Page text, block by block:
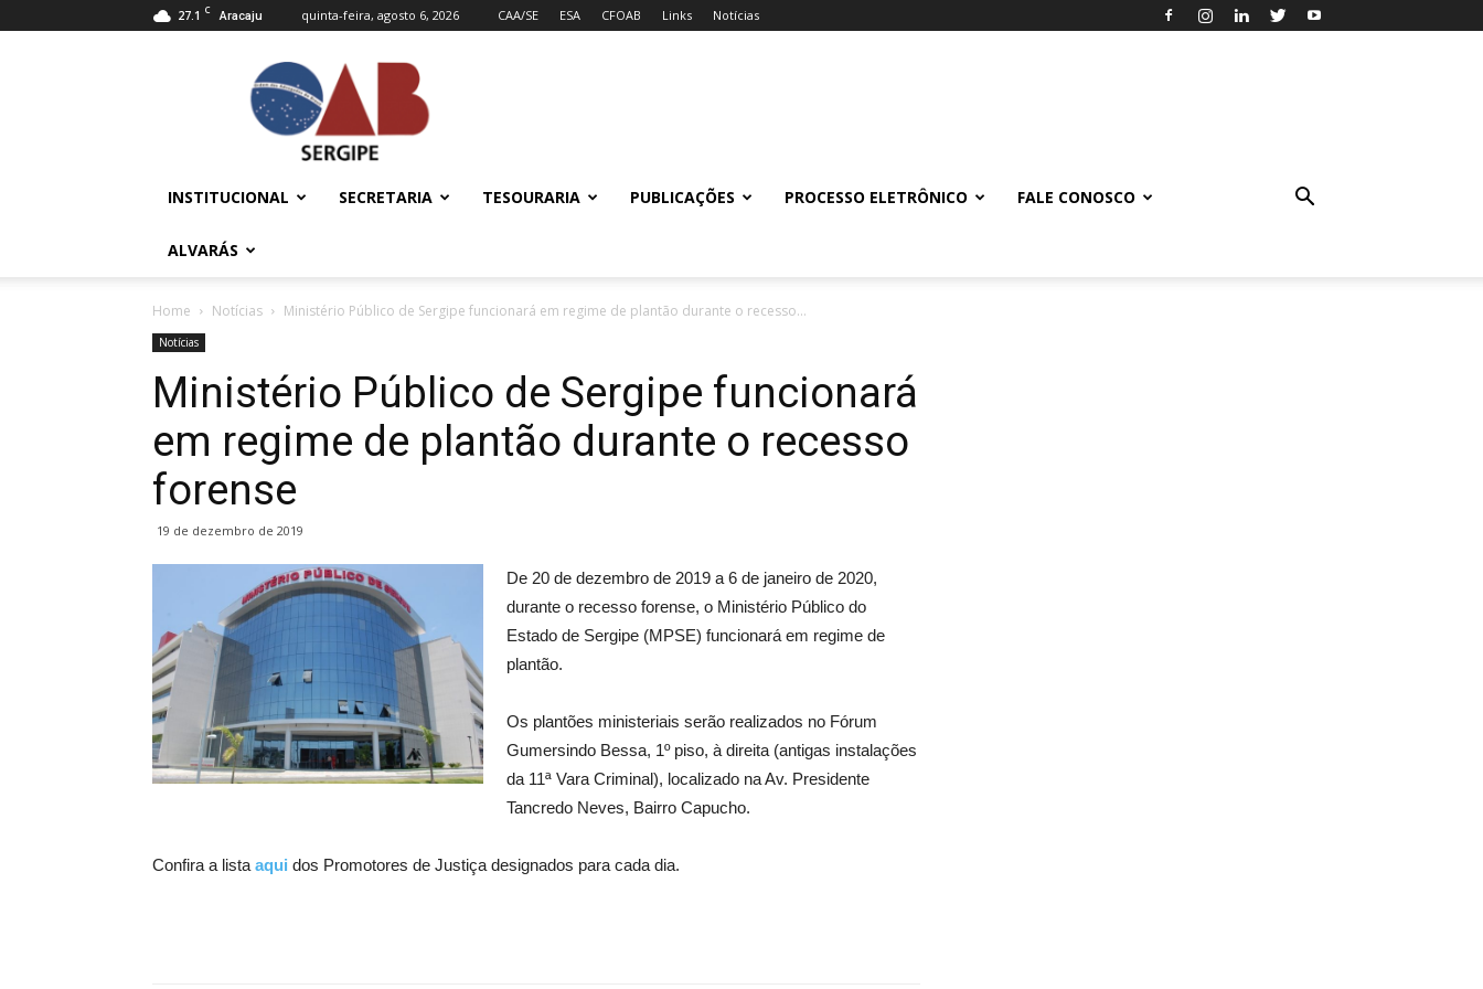
27.1 C Aracaju quinta-feira, agosto 6, 2026 CAA/SE ESA CFOAB Links Notícias
OAB/SE
Ordem
do
INSTITUCIONAL SECRETARIA TESOURARIA PUBLICAÇÕES PROCESSO ELETRÔNICO FALE CONOSCO
ALVARÁS
Home Notícias Ministério Público de Sergipe funcionará em regime de plantão durante o recesso...
Notícias
Ministério Público de Sergipe funcionará
em regime de plantão durante o recesso
forense
19 de dezembro de 2019
De 20 de dezembro de 2019 a 6 de janeiro de 2020,
durante o recesso forense, o Ministério Público do
Estado de Sergipe (MPSE) funcionará em regime de
plantão.
Os plantões ministeriais serão realizados no Fórum
Gumersindo Bessa, 1º piso, à direita (antigas instalações
da 11ª Vara Criminal), localizado na Av. Presidente
Tancredo Neves, Bairro Capucho.
Confira a lista aqui dos Promotores de Justiça designados para cada dia.